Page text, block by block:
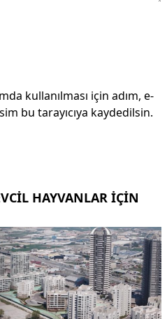
kullanılması için adım, e-
bu tarayıcıya kaydedilsin.
HAYVANLAR IÇIN